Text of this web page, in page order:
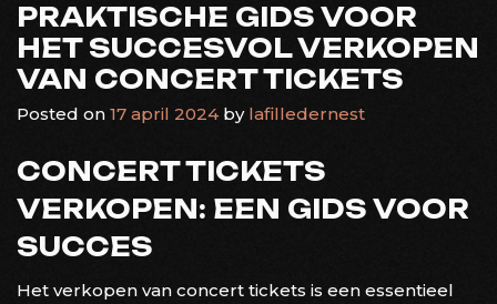
PRAKTISCHE GIDS VOOR
HET SUCCESVOL VERKOPEN
VAN CONCERT TICKETS
Posted on 17 april 2024by lafilledernest
CONCERT TICKETS
VERKOPEN: EEN GIDS VOOR
SUCCES
Het verkopen van concert tickets is een essentieel